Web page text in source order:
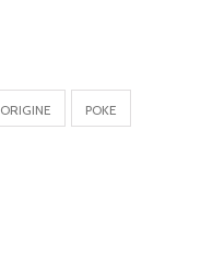
ORIGINE POKE